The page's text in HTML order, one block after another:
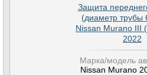
Защита
(диаметр трубы
Nissan Murano III
2022
Марка/модель
Nissan Murano